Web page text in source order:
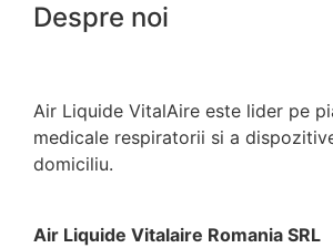
Despre noi
Air Liquide VitalAire este lider pe
medicale respiratorii si a
domiciliu.
Air Liquide Vitalaire Romania SRL